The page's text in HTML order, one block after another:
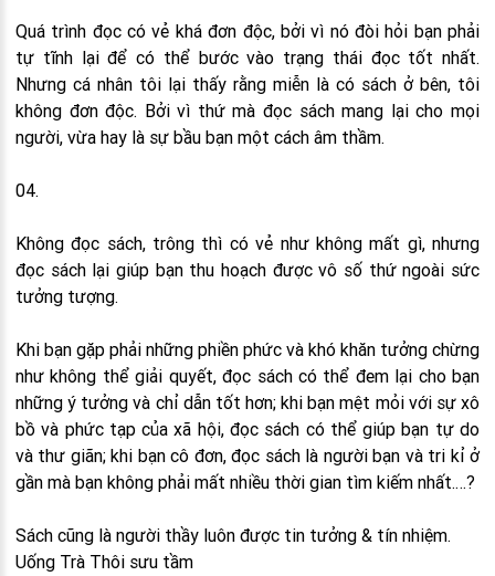
Quá trình đọc có vẻ khá đơn độc, bởi vì nó đòi hỏi bạn phải
tự tĩnh lại để có thể bước vào trạng thái đọc tốt nhất.
Nhưng cá nhân tôi lại thấy rằng miễn là có sách ở bên, tôi
không đơn độc. Bởi vì thứ mà đọc sách mang lại cho mọi
người, vừa hay là sự bầu bạn một cách âm thầm.
04.
Không đọc sách, trông thì có vẻ như không mất gì, nhưng
đọc sách lại giúp bạn thu hoạch được vô số thứ ngoài sức
tưởng tượng.
Khi bạn gặp phải những phiền phức và khó khăn tưởng chừng
như không thể giải quyết, đọc sách có thể đem lại cho bạn
những ý tưởng và chỉ dẫn tốt hơn; khi bạn mệt mỏi với sự xô
bồ và phức tạp của xã hội, đọc sách có thể giúp bạn tự do
và thư giãn; khi bạn cô đơn, đọc sách là người bạn và tri kỉ ở
gần mà bạn không phải mất nhiều thời gian tìm kiếm nhất.…?
Sách cũng là người thầy luôn được tin tưởng & tín nhiệm.
Uống Trà Thôi sưu tầm